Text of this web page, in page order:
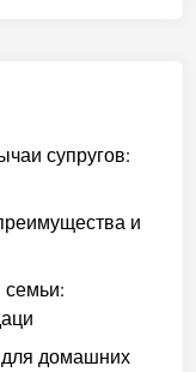
супругов:
и
домашних